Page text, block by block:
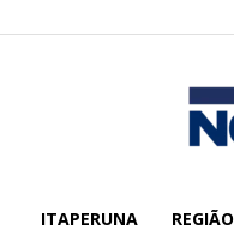
ITAPERUNA REGIÃO